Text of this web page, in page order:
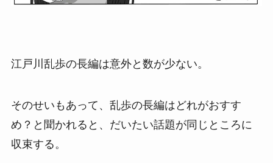
江戸川乱歩の長編は意外と数が少ない。
そのせいもあって、乱歩の長編はどれがおすす
め？と聞かれると、だいたい話題が同じところに
収束する。